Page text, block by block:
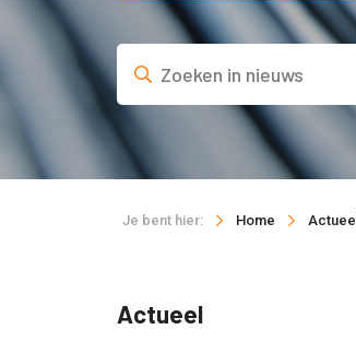
Je bent hier: Home Actueel
Actueel